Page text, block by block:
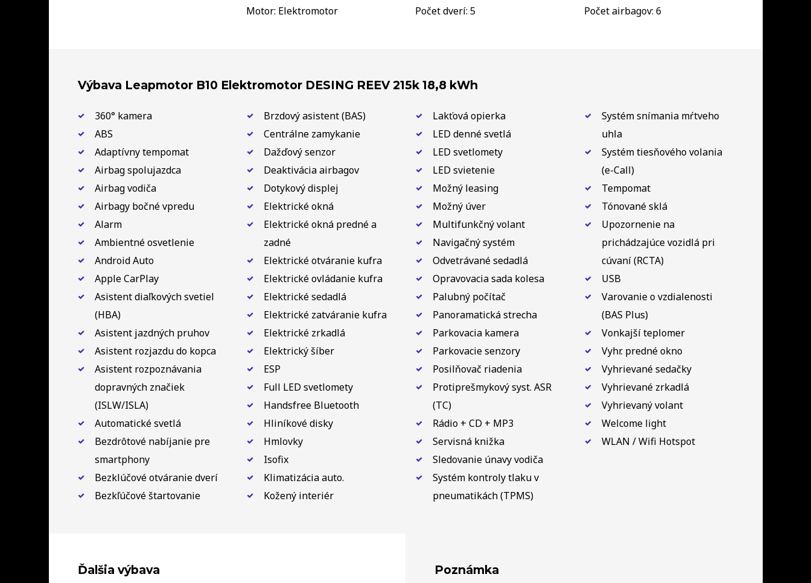
Motor: Elektromotor
Počet dverí: 5
Počet airbagov: 6
Výbava Leapmotor B10 Elektromotor DESING REEV 215k 18,8 kWh
360° kamera
ABS
Adaptívny tempomat
Airbag spolujazdca
Airbag vodiča
Airbagy bočné vpredu
Alarm
Ambientné osvetlenie
Android Auto
Apple CarPlay
Asistent diaľkových svetiel
(HBA)
Asistent jazdných pruhov
Asistent rozjazdu do kopca
Asistent rozpoznávania
dopravných značiek
(ISLW/ISLA)
Automatické svetlá
Bezdrôtové nabíjanie pre
smartphony
Bezklúčové otváranie dverí
Bezkľúčové štartovanie
Brzdový asistent (BAS)
Centrálne zamykanie
Dažďový senzor
Deaktivácia airbagov
Dotykový displej
Elektrické okná
Elektrické okná predné a
zadné
Elektrické otváranie kufra
Elektrické ovládanie kufra
Elektrické sedadlá
Elektrické zatváranie kufra
Elektrické zrkadlá
Elektrický šíber
ESP
Full LED svetlomety
Handsfree Bluetooth
Hliníkové disky
Hmlovky
Isofix
Klimatizácia auto.
Kožený interiér
Lakťová opierka
LED denné svetlá
LED svetlomety
LED svietenie
Možný leasing
Možný úver
Multifunkčný volant
Navigačný systém
Odvetrávané sedadlá
Opravovacia sada kolesa
Palubný počítač
Panoramatická strecha
Parkovacia kamera
Parkovacie senzory
Posilňovač riadenia
Protiprešmykový syst. ASR
(TC)
Rádio + CD + MP3
Servisná knižka
Sledovanie únavy vodiča
Systém kontroly tlaku v
pneumatikách (TPMS)
Systém snímania mŕtveho
uhla
Systém tiesňového volania
(e-Call)
Tempomat
Tónované sklá
Upozornenie na
prichádzajúce vozidlá pri
cúvaní (RCTA)
USB
Varovanie o vzdialenosti
(BAS Plus)
Vonkajší teplomer
Vyhr. predné okno
Vyhrievané sedačky
Vyhrievané zrkadlá
Vyhrievaný volant
Welcome light
WLAN / Wifi Hotspot
Ďalšia výbava Poznámka